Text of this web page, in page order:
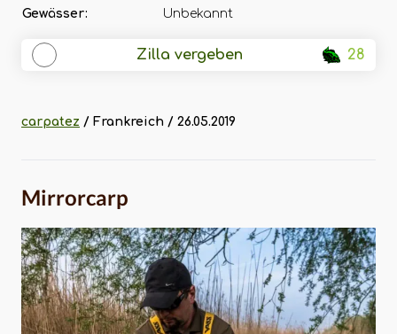
Gewässer:
Unbekannt
Zilla vergeben 28
carpatez / Frankreich / 26.05.2019
Mirrorcarp